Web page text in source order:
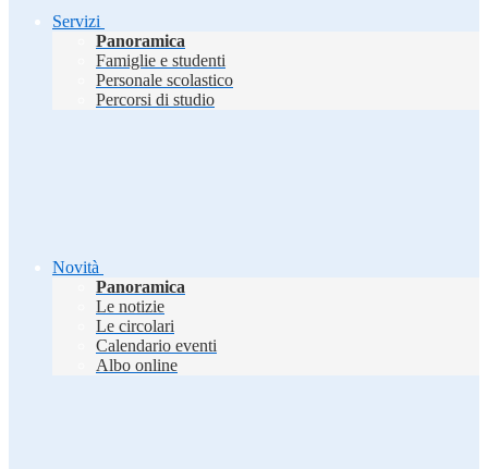
Servizi
Panoramica
Famiglie e studenti
Personale scolastico
Percorsi di studio
Novità
Panoramica
Le notizie
Le circolari
Calendario eventi
Albo online